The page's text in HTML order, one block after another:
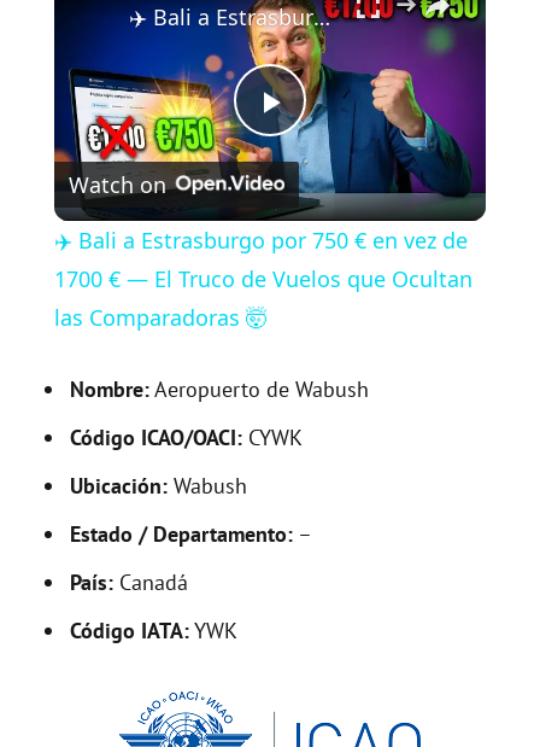
P
l
a
V
o
✈️ Bali a Estrasburgo por 750 € en vez de 1700 € — El Truco de Vuelos que Ocultan las Comparadoras 🤯
Watch on
✈️ Bali a Estrasburgo por 750 € en vez de
1700 € — El Truco de Vuelos que Ocultan
las Comparadoras 🤯
Nombre:Aeropuerto de Wabush
Código ICAO/OACI: CYWK
Ubicación: Wabush
Estado / Departamento: –
País: Canadá
Código IATA:YWK